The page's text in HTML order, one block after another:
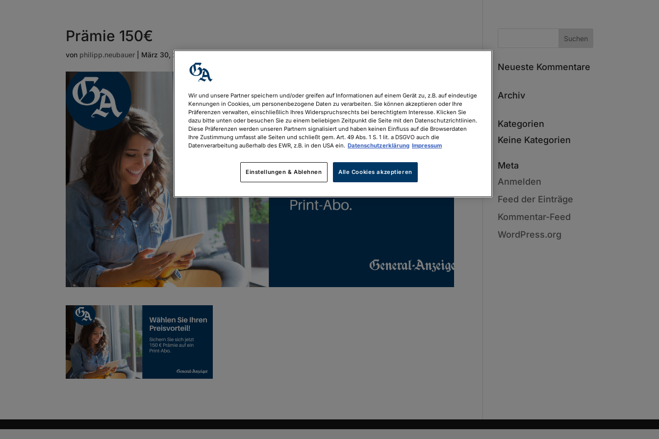
Prämie 150€
von philipp.neubauer März 30, 2026
Neueste Kommentare
Archiv
Kategorien
Keine Kategorien
Meta
Anmelden
Feed der Einträge
Kommentar-Feed
WordPress.org
Wir und unsere Partner speichern und/oder greifen auf Informationen auf einem Gerät zu, z.B. auf eindeutige
Kennungen in Cookies, um personenbezogene Daten zu verarbeiten. Sie können akzeptieren oder Ihre
Präferenzen verwalten, einschließlich Ihres Widerspruchsrechts bei berechtigtem Interesse. Klicken Sie
dazu bitte unten oder besuchen Sie zu einem beliebigen Zeitpunkt die Seite mit den Datenschutzrichtlinien.
Diese Präferenzen werden unseren Partnern signalisiert und haben keinen Einfluss auf die Browserdaten
Ihre Zustimmung umfasst alle Seiten und schließt gem. Art. 49 Abs. 1 S. 1 lit. a DSGVO auch die
Datenverarbeitung außerhalb des EWR, z.B. in den USA ein. Datenschutzerklärung Impressum
Einstellungen & Ablehnen Alle Cookies akzeptieren